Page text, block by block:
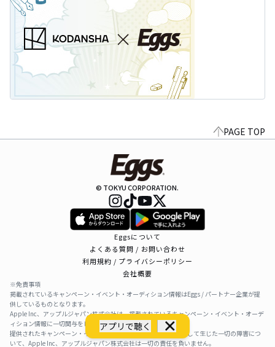
アプリで聴く
PAGE TOP
© TOKYU CORPORATION.
Eggsについて
よくある質問 / お問い合わせ
利用規約 / プライバシーポリシー
会社概要
※免責事項
掲載されているキャンペーン・イベント・オーディション情報はEggs / パートナー企業が提
供しているものとなります。
Apple Inc、アップルジャパン株式会社は、掲載されているキャンペーン・イベント・オーデ
ィション情報に一切関与をしておりません。
提供されたキャンペーン・イベント・オーディション情報を利用して生じた一切の障害につ
いて、Apple Inc、アップルジャパン株式会社は一切の責任を負いません。